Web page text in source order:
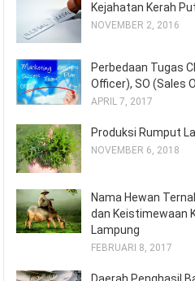
Kejahatan Kerah
NOVEMBER 2, 2016
Perbedaan Tugas
Officer), SO (Sales
APRIL 7, 2017
Produksi Rumput
NOVEMBER 6, 2018
Nama Hewan
dan Keistimewaan
Lampung
FEBRUARI 8, 2017
Daerah Penghasil